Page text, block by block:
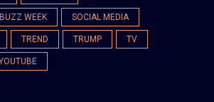
WEEK SOCIAL MEDIA
TREND TRUMP TV